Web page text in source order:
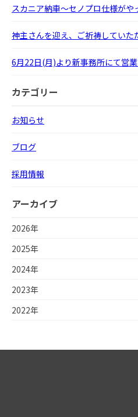
スカニア納車～セノプロ仕様がや
神主さんを迎え、ご祈祷していた
6月22日(月)より新事務所にて営業
カテゴリー
お知らせ
ブログ
採用情報
アーカイブ
2026年
2025年
2024年
2023年
2022年